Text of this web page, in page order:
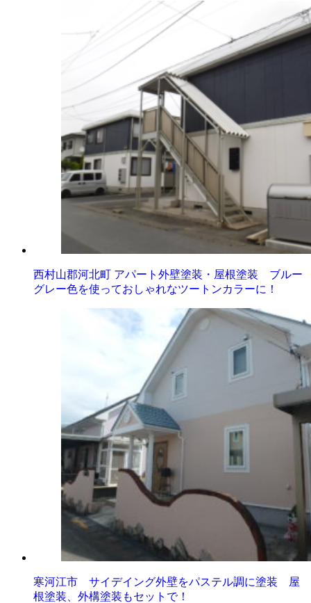
西村山郡河北町 アパート外壁塗装・屋根塗装 ブルー
グレー色を使っておしゃれなツートンカラーに！
寒河江市 サイデイング外壁をパステル調に塗装 屋
根塗装、外構塗装もセットで！